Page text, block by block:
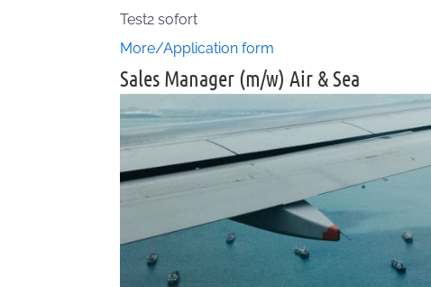
Test2 sofort
More/Application form
Sales Manager (m/w) Air & Sea